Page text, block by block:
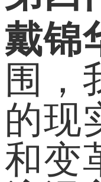
戴锦
围，
的现
和变